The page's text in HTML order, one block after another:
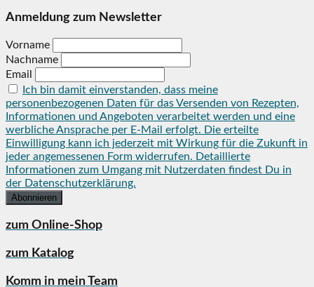
Anmeldung zum Newsletter
Vorname
Nachname
Email
Ich bin damit einverstanden, dass meine
personenbezogenen Daten für das Versenden von Rezepten,
Informationen und Angeboten verarbeitet werden und eine
werbliche Ansprache per E-Mail erfolgt. Die erteilte
Einwilligung kann ich jederzeit mit Wirkung für die Zukunft in
jeder angemessenen Form widerrufen. Detaillierte
Informationen zum Umgang mit Nutzerdaten findest Du in
der Datenschutzerklärung.
zum Online-Shop
zum Katalog
Komm in mein Team